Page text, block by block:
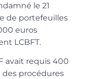
le 21
de portefeuilles
euros
LCBFT.
avait requis 400
des procédures